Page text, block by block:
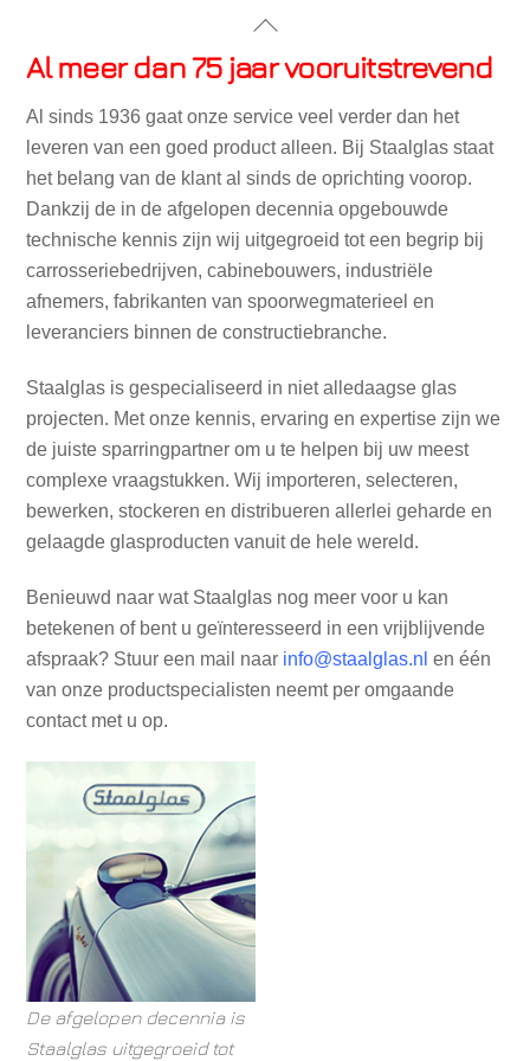
content
Al meer dan 75 jaar vooruitstrevend
Al sinds 1936 gaat onze service veel verder dan het
leveren van een goed product alleen. Bij Staalglas staat
het belang van de klant al sinds de oprichting voorop.
Dankzij de in de afgelopen decennia opgebouwde
technische kennis zijn wij uitgegroeid tot een begrip bij
carrosseriebedrijven, cabinebouwers, industriële
afnemers, fabrikanten van spoorwegmaterieel en
leveranciers binnen de constructiebranche.
Staalglas is gespecialiseerd in niet alledaagse glas
projecten. Met onze kennis, ervaring en expertise zijn we
de juiste sparringpartner om u te helpen bij uw meest
complexe vraagstukken. Wij importeren, selecteren,
bewerken, stockeren en distribueren allerlei geharde en
gelaagde glasproducten vanuit de hele wereld.
Benieuwd naar wat Staalglas nog meer voor u kan
betekenen of bent u geïnteresseerd in een vrijblijvende
afspraak? Stuur een mail naar info@staalglas.nl en één
van onze productspecialisten neemt per omgaande
contact met u op.
De afgelopen decennia is
Staalglas uitgegroeid tot
Back
Top